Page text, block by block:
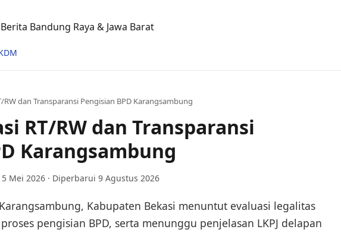
Bandung Raya & Jawa Barat
RW dan Transparansi Pengisian BPD Karangsambung
RT/RW dan Transparansi
Karangsambung
Mei 2026 · Diperbarui 9 Agustus 2026
Kabupaten Bekasi menuntut evaluasi legalitas
pengisian BPD, serta menunggu penjelasan LKPJ delapan